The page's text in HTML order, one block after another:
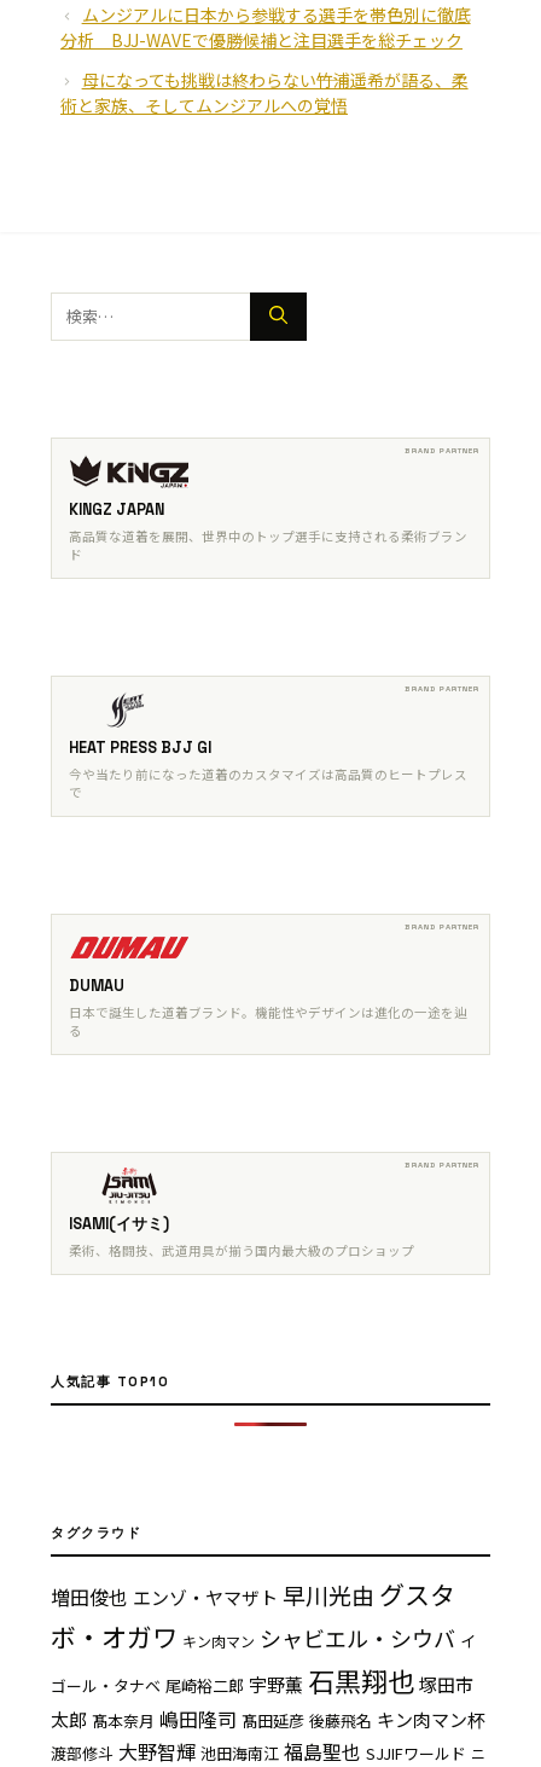
ムンジアルに日本から参戦する選手を帯色別に徹底
分析 BJJ-WAVEで優勝候補と注目選手を総チェック
母になっても挑戦は終わらない――竹浦遥希が語る、柔
術と家族、そしてムンジアルへの覚悟
検
索:
KINGZ JAPAN
高品質な道着を展開、世界中のトップ選手に支持される柔術ブラン
ド
HEAT PRESS BJJ GI
今や当たり前になった道着のカスタマイズは高品質のヒートプレス
で
DUMAU
日本で誕生した道着ブランド。機能性やデザインは進化の一途を辿
る
ISAMI(イサミ)
柔術、格闘技、武道用具が揃う国内最大級のプロショップ
人気記事 TOP10
タグクラウド
増田俊也 エンゾ・ヤマザト 早川光由 グスタ
ボ・オガワ キン肉マン シャビエル・シウバ イ
ゴール・タナベ 尾崎裕二郎 宇野薫 石黒翔也塚田市
太郎 髙本奈月 嶋田隆司 髙田延彦 後藤飛名 キン肉マン杯
渡部修斗 大野智輝 池田海南江 福島聖也 SJJIFワールド ニ